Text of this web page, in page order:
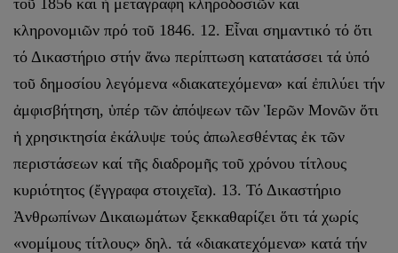
κληρονομιῶν πρό τοῦ 1846. 12. Εἶναι σημαντικό τό ὅτι
τό Δικαστήριο στήν ἄνω περίπτωση κατατάσσει τά ὑπό
τοῦ δημοσίου λεγόμενα «διακατεχόμενα» καί ἐπιλύει τήν
ἀμφισβήτηση, ὑπέρ τῶν ἀπόψεων τῶν Ἱερῶν Μονῶν ὅτι
ἡ χρησικτησία ἐκάλυψε τούς ἀπωλεσθέντας ἐκ τῶν
περιστάσεων καί τῆς διαδρομῆς τοῦ χρόνου τίτλους
κυριότητος (ἔγγραφα στοιχεῖα). 13. Τό Δικαστήριο
Ἀνθρωπίνων Δικαιωμάτων ξεκκαθαρίζει ὅτι τά χωρίς
«νομίμους τίτλους» δηλ. τά «διακατεχόμενα» κατά τήν